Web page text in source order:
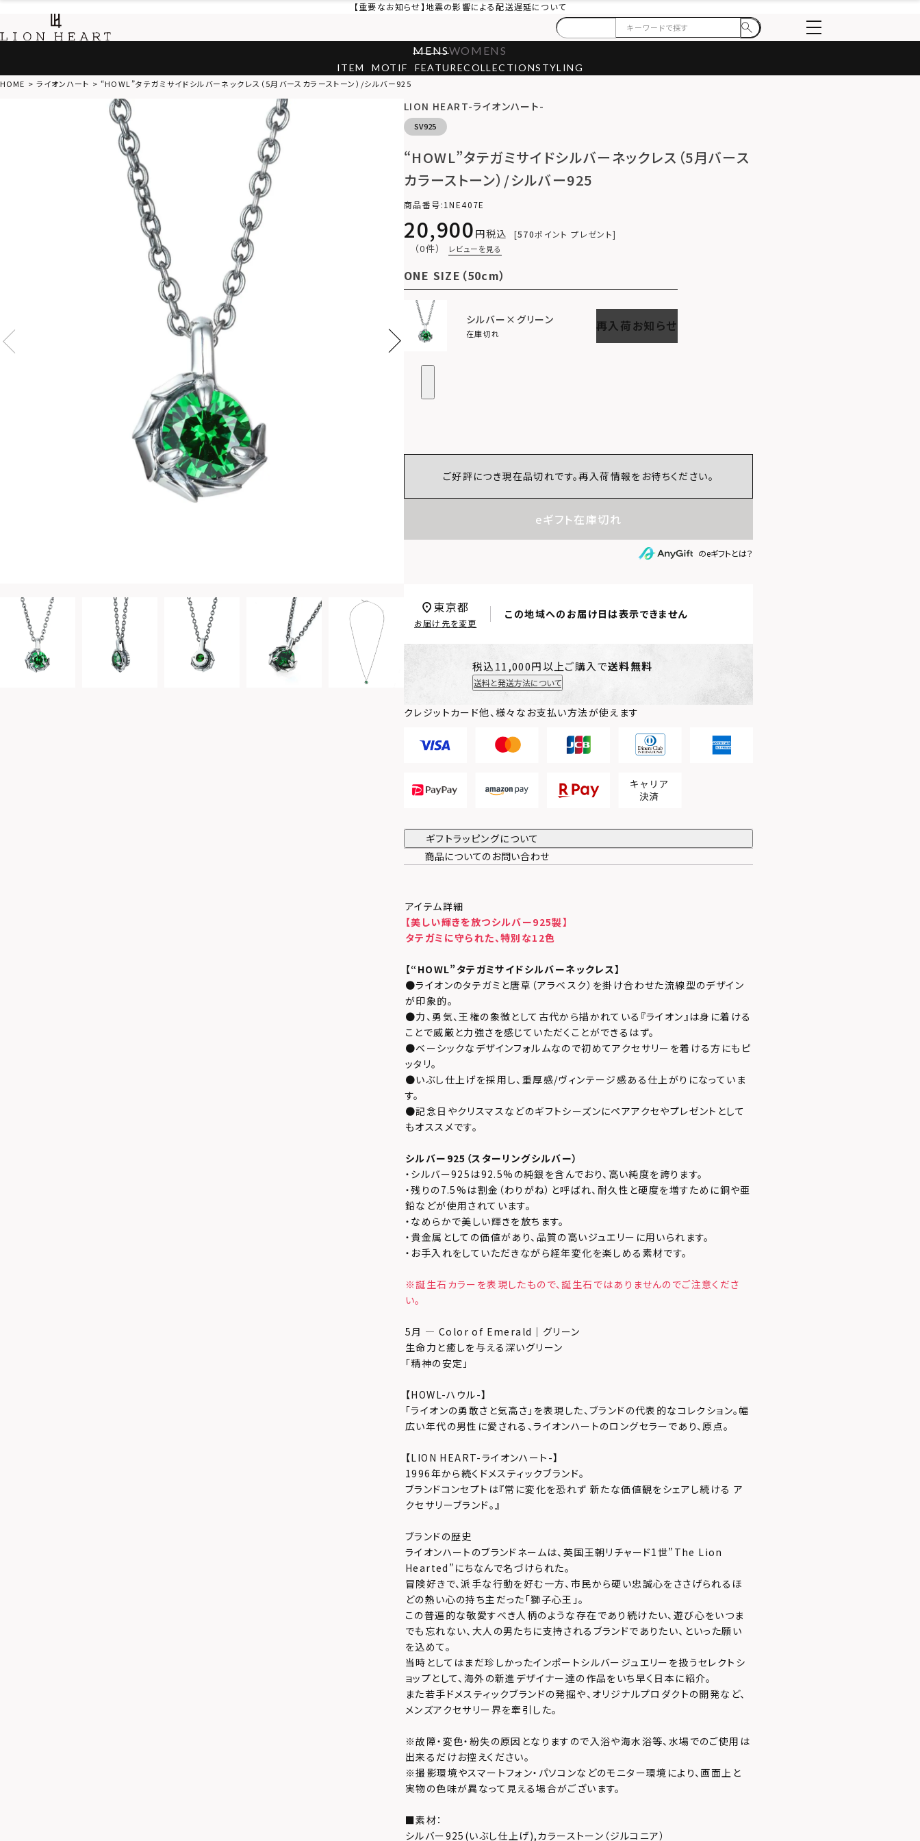
【重要なお知らせ】地震の影響による配送遅延について
MENSWOMENS
ITEM MOTIF FEATURECOLLECTIONSTYLING
HOME ライオンハート “HOWL”タテガミサイドシルバーネックレス（5月バースカラーストーン）/シルバー925
LION HEART-ライオンハート-
SV925
“HOWL”タテガミサイドシルバーネックレス（5月バース
カラーストーン）/シルバー925
商品番号 1NE407E
20,900 税込 570ポイント プレゼント
（0件） レビューを見る
ONE SIZE（50cm）
シルバー×グリーン
在庫切れ 再入荷お知らせ
ご好評につき現在品切れです。再入荷情報をお待ちください。
eギフト在庫切れ
のeギフトとは？
この地域へのお届け日は表示できません
東京都
お届け先を変更
税込11,000円以上ご購入で送料無料
送料と発送方法について
クレジットカード他、様々なお支払い方法が使えます
ギフトラッピングについて
商品についてのお問い合わせ
アイテム詳細
【美しい輝きを放つシルバー925製】
タテガミに守られた、特別な12色
【“HOWL”タテガミサイドシルバーネックレス】
●ライオンのタテガミと唐草（アラベスク）を掛け合わせた流線型のデザイン
が印象的。
●力、勇気、王権の象徴として古代から描かれている『ライオン』は身に着ける
ことで威厳と力強さを感じていただくことができるはず。
●ベーシックなデザインフォルムなので初めてアクセサリーを着ける方にもピ
ッタリ。
●いぶし仕上げを採用し、重厚感/ヴィンテージ感ある仕上がりになっていま
す。
●記念日やクリスマスなどのギフトシーズンにペアアクセやプレゼントとして
もオススメです。
シルバー925（スターリングシルバー）
・シルバー925は92.5%の純銀を含んでおり、高い純度を誇ります。
・残りの7.5%は割金（わりがね）と呼ばれ、耐久性と硬度を増すために銅や亜
鉛などが使用されています。
・なめらかで美しい輝きを放ちます。
・貴金属としての価値があり、品質の高いジュエリーに用いられます。
・お手入れをしていただきながら経年変化を楽しめる素材です。
※誕生石カラーを表現したもので、誕生石ではありませんのでご注意くださ
い。
5月 — Color of Emerald｜グリーン
生命力と癒しを与える深いグリーン
「精神の安定」
【HOWL-ハウル-】
「ライオンの勇敢さと気高さ」を表現した、ブランドの代表的なコレクション。幅
広い年代の男性に愛される、ライオンハートのロングセラーであり、原点。
【LION HEART-ライオンハート-】
1996年から続くドメスティックブランド。
ブランドコンセプトは『常に変化を恐れず 新たな価値観をシェアし続ける ア
クセサリーブランド。』
ブランドの歴史
ライオンハートのブランドネームは、英国王朝リチャード1世”The Lion
Hearted”にちなんで名づけられた。
冒険好きで、派手な行動を好む一方、市民から硬い忠誠心をささげられるほ
どの熱い心の持ち主だった「獅子心王」。
この普遍的な敬愛すべき人柄のような存在であり続けたい、遊び心をいつま
でも忘れない、大人の男たちに支持されるブランドでありたい、といった願い
を込めて。
当時としてはまだ珍しかったインポートシルバージュエリーを扱うセレクトシ
ョップとして、海外の新進デザイナー達の作品をいち早く日本に紹介。
また若手ドメスティックブランドの発掘や、オリジナルプロダクトの開発など、
メンズアクセサリー界を牽引した。
※故障・変色・紛失の原因となりますので入浴や海水浴等、水場でのご使用は
出来るだけお控えください。
※撮影環境やスマートフォン・パソコンなどのモニター環境により、画面上と
実物の色味が異なって見える場合がございます。
■素材：
シルバー925(いぶし仕上げ),カラーストーン（ジルコニア）